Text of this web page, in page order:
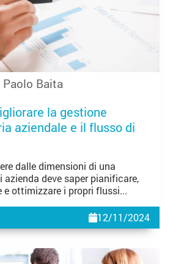
la gestione
aziendale e il flusso di
dalle dimensioni di una
azienda deve saper pianificare,
e ottimizzare i propri flussi...
Paolo Baita
12/11/2024